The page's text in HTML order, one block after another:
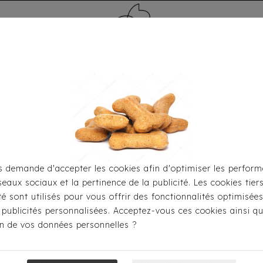
MÉDAILLE - PET ID TAG TOILETTAGE
Le Canapé, Le Panier, La Corbeille Le
Le Canapé
demande d'accepter les cookies afin d'optimiser les
sociaux et la pertinence de la publicité. Les cookies
sont utilisés pour vous offrir des fonctionnalités
personnalisées. Acceptez-vous ces cookies ainsi
de vos données personnelles ?